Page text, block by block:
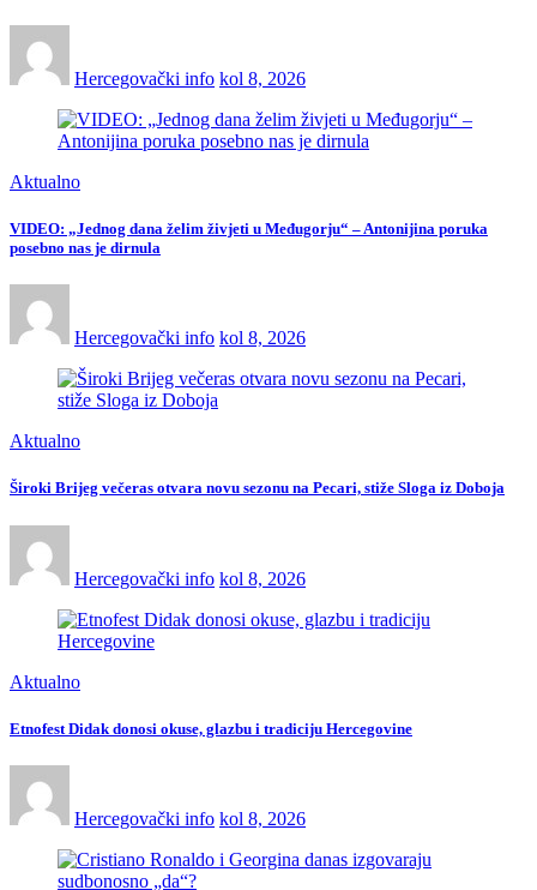
Hercegovački info kol 8, 2026
Aktualno
VIDEO: „Jednog dana želim živjeti u Međugorju“ – Antonijina poruka
posebno nas je dirnula
Hercegovački info kol 8, 2026
Aktualno
Široki Brijeg večeras otvara novu sezonu na Pecari, stiže Sloga iz Doboja
Hercegovački info kol 8, 2026
Aktualno
Etnofest Didak donosi okuse, glazbu i tradiciju Hercegovine
Hercegovački info kol 8, 2026